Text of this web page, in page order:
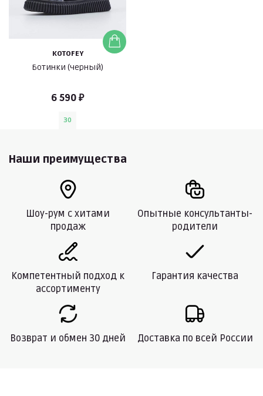
KOTOFEY
Ботинки (черный)
6 590 ₽
30
Наши преимущества
Шоу-рум с хитами
продаж
Опытные консультанты-
родители
Компетентный подход к
ассортименту
Гарантия качества
Возврат и обмен 30 дней Доставка по всей России